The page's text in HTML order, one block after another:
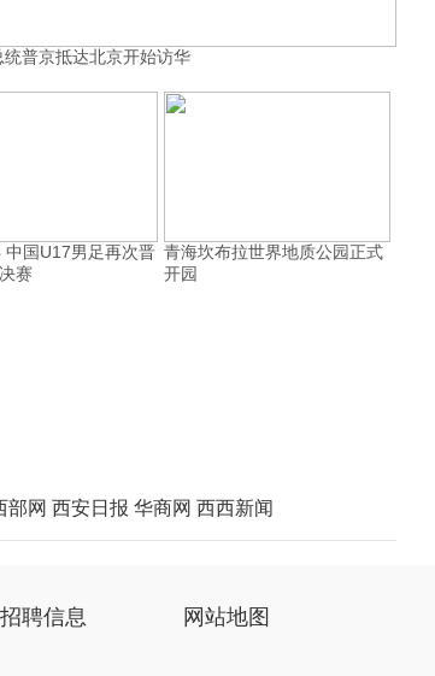
统普京抵达北京开始访华
中国U17男足再次晋
赛
青海坎布拉世界地质公园正式
开园
部网 西安日报 华商网 西西新闻
招聘信息 网站地图